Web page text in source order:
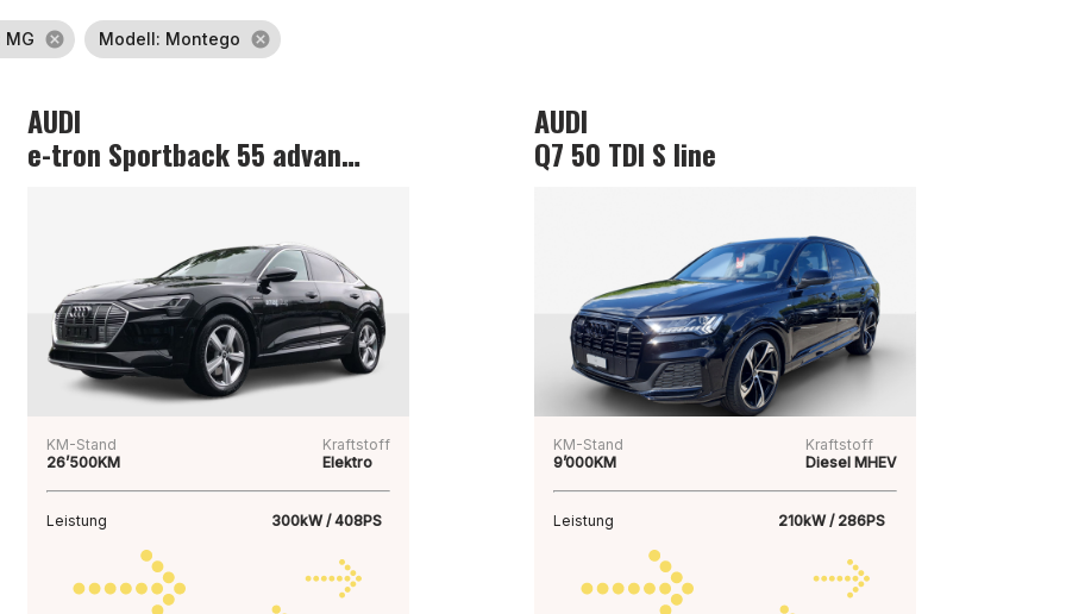
MG cancel Modell: Montego cancel
AUDI
e-tron Sportback 55 advanced
KM-Stand
26’500KM
Kraftstoff
Elektro
Leistung 300kW / 408PS
AUDI
Q7 50 TDI S line
KM-Stand
9’000KM
Kraftstoff
Diesel MHEV
Leistung 210kW / 286PS